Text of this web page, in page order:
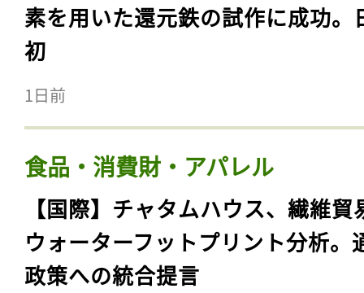
素を用いた還元鉄の試作に成功。
初
1日前
食品・消費財・アパレル
【国際】チャタムハウス、繊維貿
ウォーターフットプリント分析。
政策への統合提言